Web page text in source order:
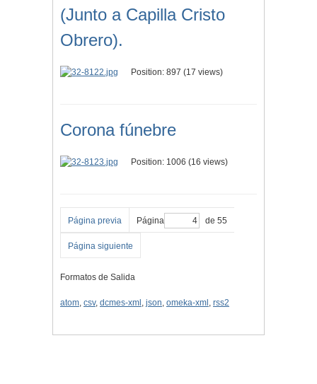
(Junto a Capilla Cristo
Obrero).
Position: 897 (17 views)
Corona fúnebre
Position: 1006 (16 views)
Página previa Página de 55
Página siguiente
Formatos de Salida
atom, csv, dcmes-xml , json, omeka-xml , rss2